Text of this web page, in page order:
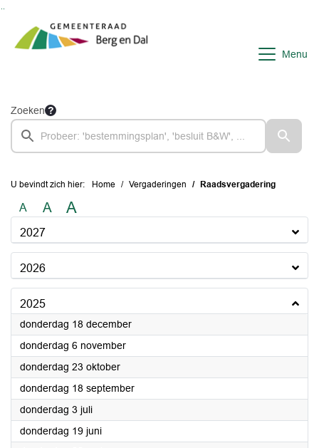
Menu
Zoeken
U bevindt zich hier: Home Vergaderingen Raadsvergadering
A A A
2027
2026
2025
donderdag 18 december2025
donderdag 6 november2025
donderdag 23 oktober2025
donderdag 18 september2025
donderdag 3 juli2025
donderdag 19 juni2025